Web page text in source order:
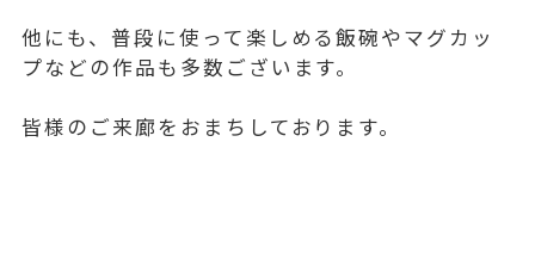
他にも、普段に使って楽しめる飯碗やマグカッ
プなどの作品も多数ございます。
皆様のご来廊をおまちしております。